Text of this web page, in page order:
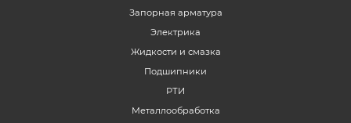
Запорная арматура
Электрика
Жидкости и смазка
Подшипники
РТИ
Металлообработка